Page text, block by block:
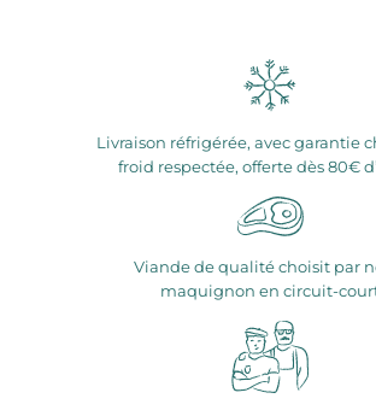
Livraison réfrigérée, avec garantie
froid respectée, offerte dès 80€
Viande de qualité choisit par
maquignon en circuit-